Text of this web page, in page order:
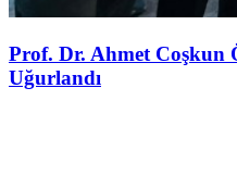
Prof. Dr. Ahmet Coşkun
Uğurlandı